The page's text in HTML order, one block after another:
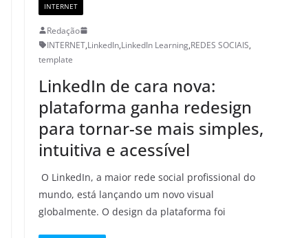
INTERNET
Redação
INTERNET,LinkedIn,LinkedIn Learning,REDES SOCIAIS,
template
LinkedIn de cara nova:
plataforma ganha redesign
para tornar-se mais simples,
intuitiva e acessível
O LinkedIn, a maior rede social profissional do
mundo, está lançando um novo visual
globalmente. O design da plataforma foi